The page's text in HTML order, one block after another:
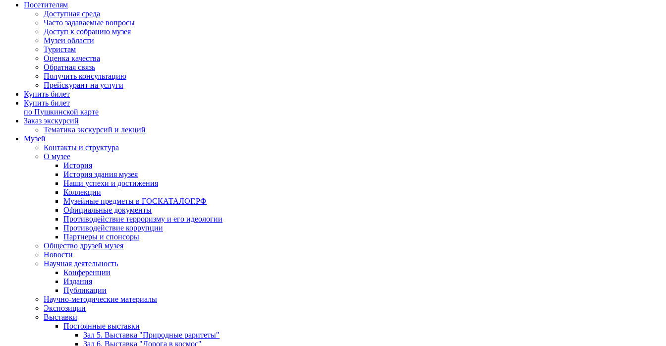
Посетителям
Доступная среда
Часто задаваемые вопросы
Доступ к собранию музея
Музеи области
Туристам
Оценка качества
Обратная связь
Получить консультацию
Прейскурант на услуги
Купить билет
Купить билет
по Пушкинской карте
Заказ экскурсий
Тематика экскурсий и лекций
Музей
Контакты и структура
О музее
История
История здания музея
Наши успехи и достижения
Коллекции
Музейные предметы в ГОСКАТАЛОГ.РФ
Официальные документы
Противодействие терроризму и его идеологии
Противодействие коррупции
Партнеры и спонсоры
Общество друзей музея
Новости
Научная деятельность
Конференции
Издания
Публикации
Научно-методические материалы
Экспозиции
Выставки
Постоянные выставки
Зал 5. Выставка "Природные раритеты"
Зал 6. Выставка "Дорога в космос"